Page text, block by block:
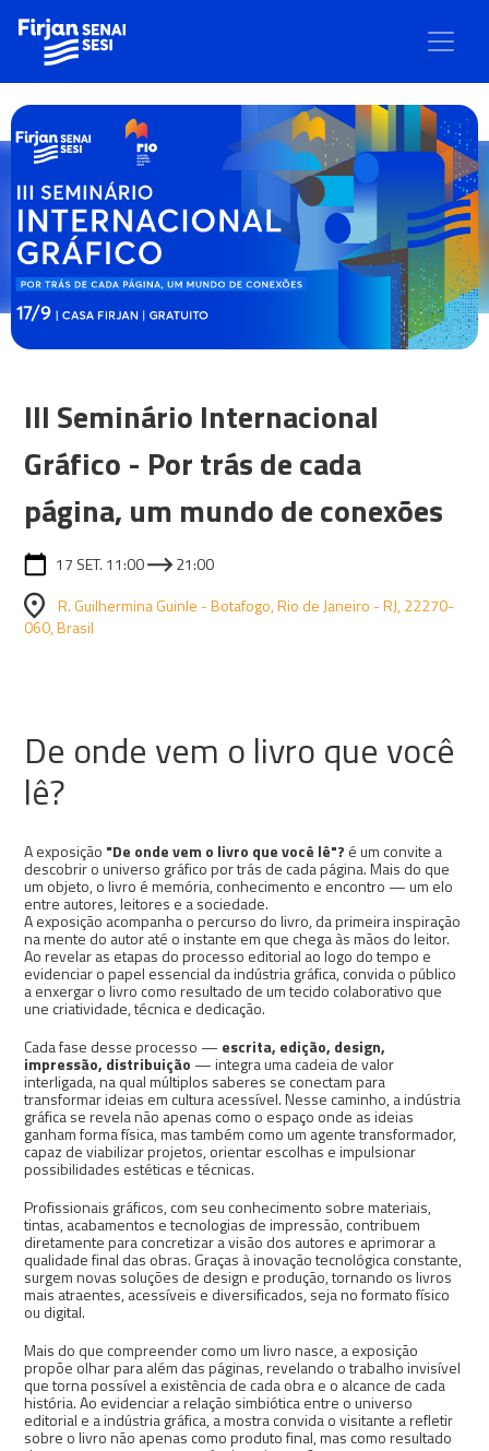
III Seminário Internacional
Gráfico - Por trás de cada
página, um mundo de conexões
17 SET. 11:00
21:00
R. Guilhermina Guinle - Botafogo, Rio de Janeiro - RJ, 22270-
060, Brasil
De onde vem o livro que você
lê?
A exposição "De onde vem o livro que você lê"? é um convite a
descobrir o universo gráfico por trás de cada página. Mais do que
um objeto, o livro é memória, conhecimento e encontro — um elo
entre autores, leitores e a sociedade.
A exposição acompanha o percurso do livro, da primeira inspiração
na mente do autor até o instante em que chega às mãos do leitor.
Ao revelar as etapas do processo editorial ao logo do tempo e
evidenciar o papel essencial da indústria gráfica, convida o público
a enxergar o livro como resultado de um tecido colaborativo que
une criatividade, técnica e dedicação.
Cada fase desse processo — escrita, edição, design,
impressão, distribuição — integra uma cadeia de valor
interligada, na qual múltiplos saberes se conectam para
transformar ideias em cultura acessível. Nesse caminho, a indústria
gráfica se revela não apenas como o espaço onde as ideias
ganham forma física, mas também como um agente transformador,
capaz de viabilizar projetos, orientar escolhas e impulsionar
possibilidades estéticas e técnicas.
Profissionais gráficos, com seu conhecimento sobre materiais,
tintas, acabamentos e tecnologias de impressão, contribuem
diretamente para concretizar a visão dos autores e aprimorar a
qualidade final das obras. Graças à inovação tecnológica constante,
surgem novas soluções de design e produção, tornando os livros
mais atraentes, acessíveis e diversificados, seja no formato físico
ou digital.
Mais do que compreender como um livro nasce, a exposição
propõe olhar para além das páginas, revelando o trabalho invisível
que torna possível a existência de cada obra e o alcance de cada
história. Ao evidenciar a relação simbiótica entre o universo
editorial e a indústria gráfica, a mostra convida o visitante a refletir
sobre o livro não apenas como produto final, mas como resultado